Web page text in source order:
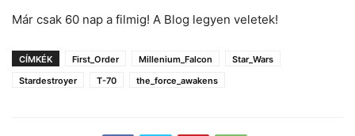
Már csak 60 nap a filmig! A Blog legyen veletek!
CÍMKÉK First_Order Millenium_Falcon
Star_Wars
Stardestroyer
T-70 the_force_awakens